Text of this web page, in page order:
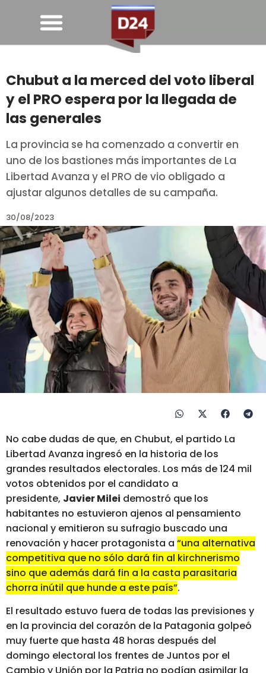
Chubut a la merced del voto liberal
y el PRO espera por la llegada de
las generales
La provincia se ha comenzado a convertir en
uno de los bastiones más importantes de La
Libertad Avanza y el PRO de vio obligado a
ajustar algunos detalles de su campaña.
30/08/2023
No cabe dudas de que, en Chubut, el partido La
Libertad Avanza ingresó en la historia de los
grandes resultados electorales. Los más de 124 mil
votos obtenidos por el candidato a
presidente, Javier Milei demostró que los
habitantes no estuvieron ajenos al pensamiento
nacional y emitieron su sufragio buscado una
renovación y hacer protagonista a “una alternativa
competitiva que no sólo dará fin al kirchnerismo
sino que además dará fin a la casta parasitaria
chorra inútil que hunde a este país”.
El resultado estuvo fuera de todas las previsiones y
en la provincia del corazón de la Patagonia golpeó
muy fuerte que hasta 48 horas después del
domingo electoral los frentes de Juntos por el